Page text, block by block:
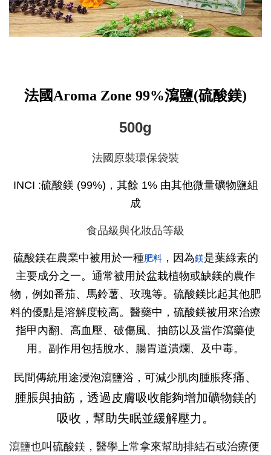
法國Aroma Zone 99%瀉鹽(硫酸鎂)
500g
法國原裝環保袋裝
INCI :硫酸鎂 (99%) ，其餘 1% 由其他微量礦物鹽組
成
食品級與化妝品等級
硫酸鎂在農業中被用於一種肥料，因為鎂是葉綠素的
主要成分之一。通常被用於盆栽植物或缺鎂的農作
物，例如番茄、 馬鈴薯、 玫瑰等。硫酸鎂比起其他肥
料的優點是溶解度較高。 醫藥中，硫酸鎂被用來治療
指甲內翻、 高血壓、 破傷風、抽筋以及當作瀉藥使
用。副作用包括脫水、 腸胃道潰爛、及 中毒。
民間傳統用途浸泡瀉鹽浴，可減少肌肉腫脹疼痛、
腫脹與抽筋，透過皮膚吸收能夠增加礦物鎂的
吸收，幫助失眠並緩解壓力。
瀉鹽也叫硫酸鎂，醫學上常拿來幫助排結石或治療便